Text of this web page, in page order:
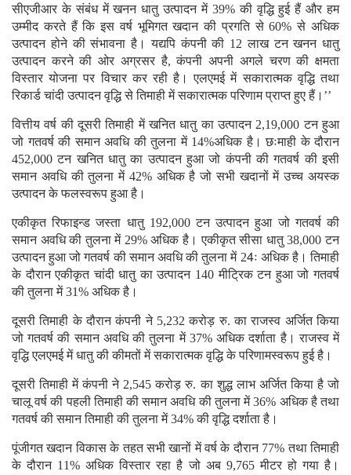
सीएजीआर के संबंध में खनन धातु उत्पादन में 39% की वृद्धि हुई हैं और हम
उम्मीद करते हैं कि इस वर्ष भूमिगत खदान की प्रगति से 60% से अधिक
उत्पादन होने की संभावना है। यद्यपि कंपनी की 12 लाख टन खनन धातु
उत्पादन करने की ओर अग्रसर है, कंपनी अपनी अगले चरण की क्षमता
विस्तार योजना पर विचार कर रही है। एलएमई में सकारात्मक वृद्धि तथा
रिकार्ड चांदी उत्पादन वृद्धि से तिमाही में सकारात्मक परिणाम प्राप्त हुए हैं।’’
वित्तीय वर्ष की दूसरी तिमाही में खनित धातु का उत्पादन 2,19,000 टन हुआ
जो गतवर्ष की समान अवधि की तुलना में 14%अधिक है। छःमाही के दौरान
452,000 टन खनित धातु का उत्पादन हुआ जो कंपनी की गतवर्ष की इसी
समान अवधि की तुलना में 42% अधिक है जो सभी खदानों में उच्च अयस्क
उत्पादन के फलस्वरूप हुआ है।
एकीकृत रिफाइन्ड जस्ता धातु 192,000 टन उत्पादन हुआ जो गतवर्ष की
समान अवधि की तुलना में 29% अधिक है। एकीकृत सीसा धातु 38,000 टन
उत्पादन हुआ जो गतवर्ष की समान अवधि की तुलना में 24ः अधिक है। तिमाही
के दौरान एकीकृत चांदी धातु का उत्पादन 140 मीट्रिक टन हुआ जो गतवर्ष
की तुलना में 31% अधिक है।
दूसरी तिमाही के दौरान कंपनी ने 5,232 करोड़ रु. का राजस्व अर्जित किया
जो गतवर्ष की समान अवधि की तुलना में 37% अधिक दर्शाता है। राजस्व में
वृद्धि एलएमई में धातु की कीमतों में सकारात्मक वृद्धि के परिणामस्वरूप हुई है।
दूसरी तिमाही में कंपनी ने 2,545 करोड़ रु. का शुद्ध लाभ अर्जित किया है जो
चालू वर्ष की पहली तिमाही की समान अवधि की तुलना में 36% अधिक है तथा
गतवर्ष की समान तिमाही की तुलना में 34% की वृद्धि दर्शाता है।
पूंजीगत खदान विकास के तहत सभी खानों में वर्ष के दौरान 77% तथा तिमाही
के दौरान 11% अधिक विस्तार रहा है जो अब 9,765 मीटर हो गया है।